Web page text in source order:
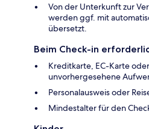
Von der Unterkunft zur
werden ggf. mit
übersetzt.
Beim Check-in
Kreditkarte, EC-Karte
unvorhergesehene
Personalausweis oder
Mindestalter für den